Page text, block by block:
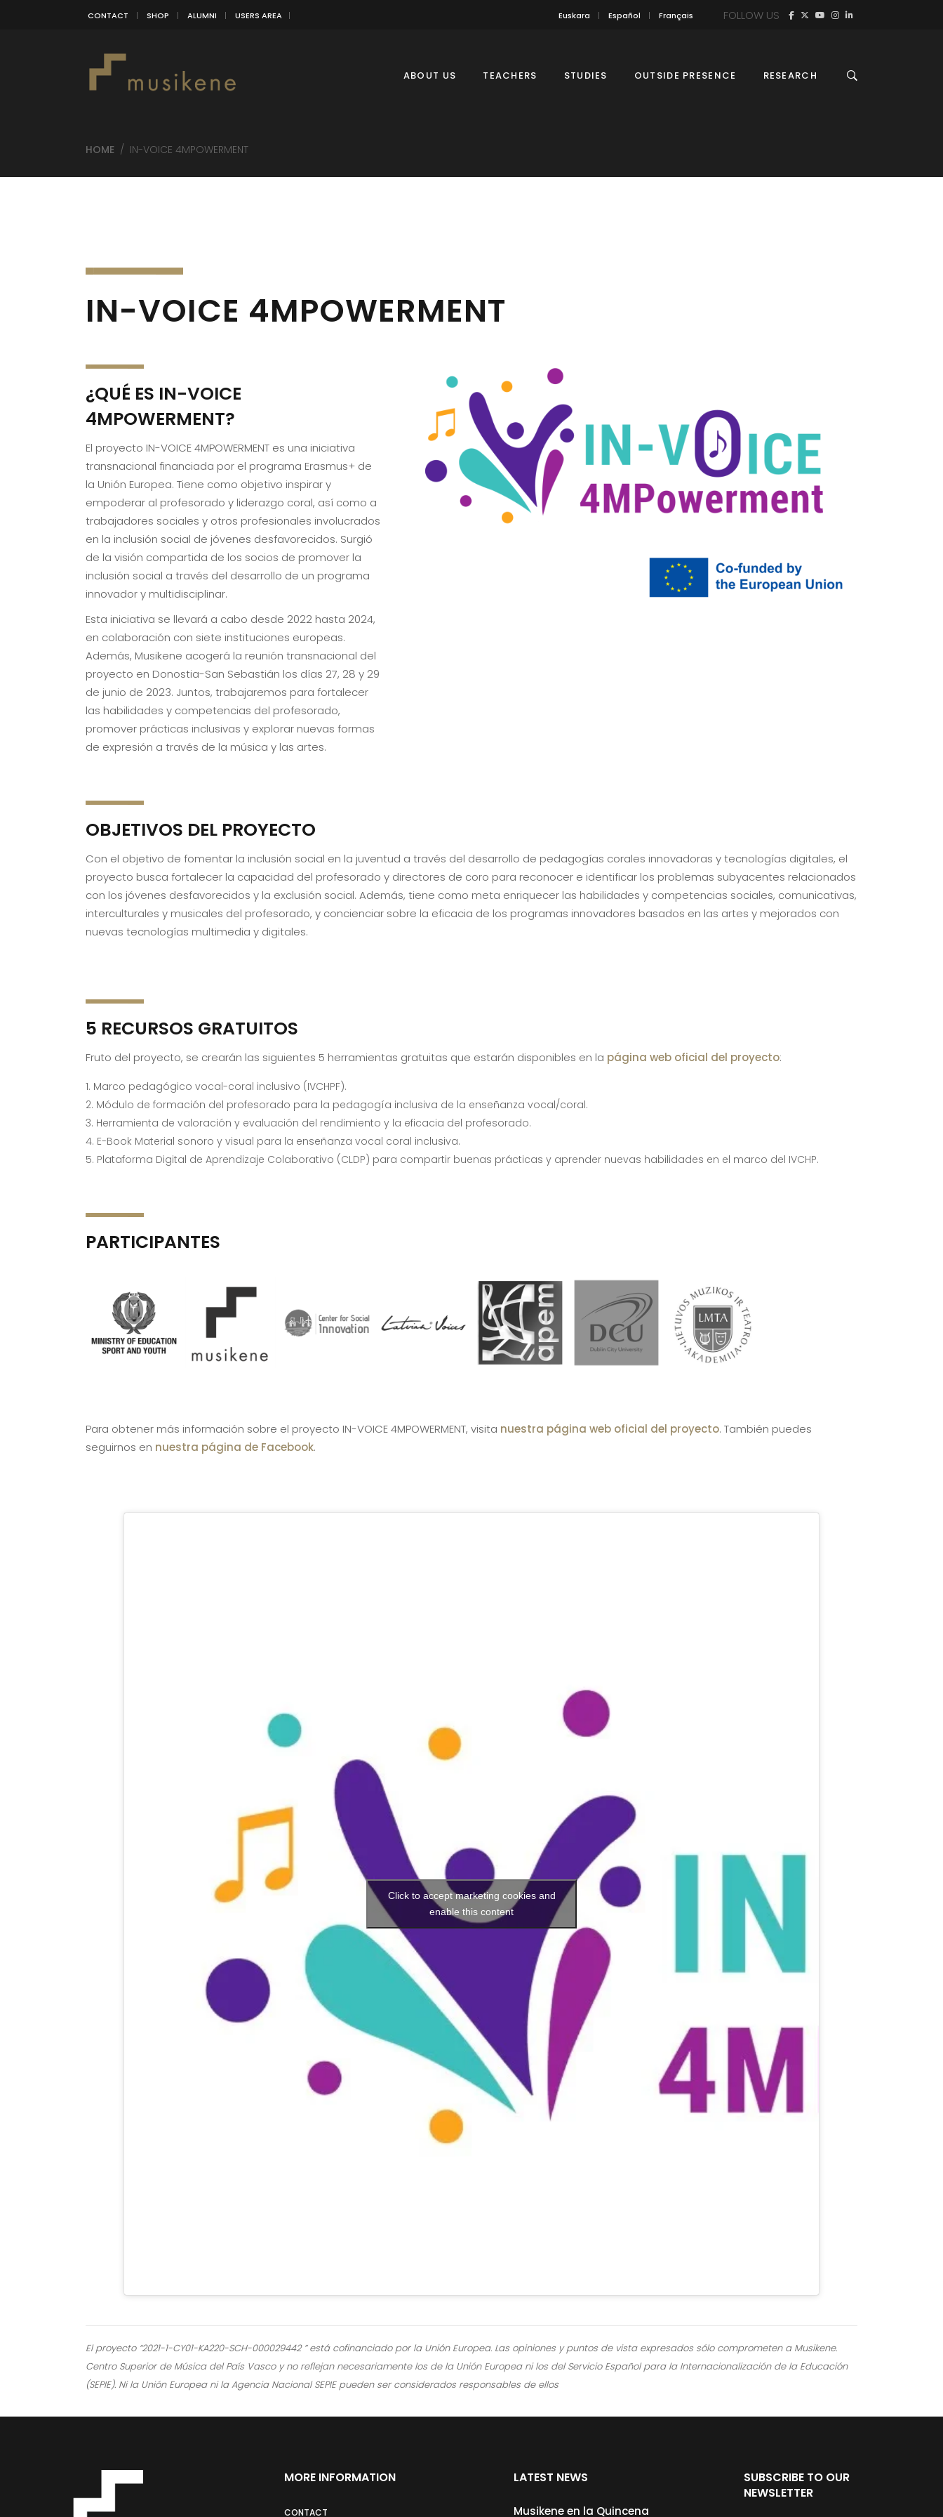
CONTACT SHOP ALUMNI USERS AREA Euskara Español Français FOLLOW US
ABOUT US TEACHERS STUDIES OUTSIDE PRESENCE RESEARCH
HOME / IN-VOICE 4MPOWERMENT
IN-VOICE 4MPOWERMENT
¿QUÉ ES IN-VOICE
4MPOWERMENT?
El proyecto IN-VOICE 4MPOWERMENT es una iniciativa
transnacional financiada por el programa Erasmus+ de
la Unión Europea. Tiene como objetivo inspirar y
empoderar al profesorado y liderazgo coral, así como a
trabajadores sociales y otros profesionales involucrados
en la inclusión social de jóvenes desfavorecidos. Surgió
de la visión compartida de los socios de promover la
inclusión social a través del desarrollo de un programa
innovador y multidisciplinar.
Esta iniciativa se llevará a cabo desde 2022 hasta 2024,
en colaboración con siete instituciones europeas.
Además, Musikene acogerá la reunión transnacional del
proyecto en Donostia-San Sebastián los días 27, 28 y 29
de junio de 2023. Juntos, trabajaremos para fortalecer
las habilidades y competencias del profesorado,
promover prácticas inclusivas y explorar nuevas formas
de expresión a través de la música y las artes.
OBJETIVOS DEL PROYECTO
Con el objetivo de fomentar la inclusión social en la juventud a través del desarrollo de pedagogías corales innovadoras y tecnologías digitales, el
proyecto busca fortalecer la capacidad del profesorado y directores de coro para reconocer e identificar los problemas subyacentes relacionados
con los jóvenes desfavorecidos y la exclusión social. Además, tiene como meta enriquecer las habilidades y competencias sociales, comunicativas,
interculturales y musicales del profesorado, y concienciar sobre la eficacia de los programas innovadores basados en las artes y mejorados con
nuevas tecnologías multimedia y digitales.
5 RECURSOS GRATUITOS
Fruto del proyecto, se crearán las siguientes 5 herramientas gratuitas que estarán disponibles en la página web oficial del proyecto:
Marco pedagógico vocal-coral inclusivo (IVCHPF).
Módulo de formación del profesorado para la pedagogía inclusiva de la enseñanza vocal/coral.
Herramienta de valoración y evaluación del rendimiento y la eficacia del profesorado.
E-Book Material sonoro y visual para la enseñanza vocal coral inclusiva.
Plataforma Digital de Aprendizaje Colaborativo (CLDP) para compartir buenas prácticas y aprender nuevas habilidades en el marco del IVCHP.
PARTICIPANTES
Para obtener más información sobre el proyecto IN-VOICE 4MPOWERMENT, visita nuestra página web oficial del proyecto. También puedes
seguirnos en nuestra página de Facebook.
Click to accept marketing cookies and
enable this content
El proyecto “2021-1-CY01-KA220-SCH-000029442 ” está cofinanciado por la Unión Europea. Las opiniones y puntos de vista expresados sólo comprometen a Musikene.
Centro Superior de Música del País Vasco y no reflejan necesariamente los de la Unión Europea ni los del Servicio Español para la Internacionalización de la Educación
(SEPIE). Ni la Unión Europea ni la Agencia Nacional SEPIE pueden ser considerados responsables de ellos
MORE INFORMATION
CONTACT
LATEST NEWS
Musikene en la Quincena
SUBSCRIBE TO OUR
NEWSLETTER